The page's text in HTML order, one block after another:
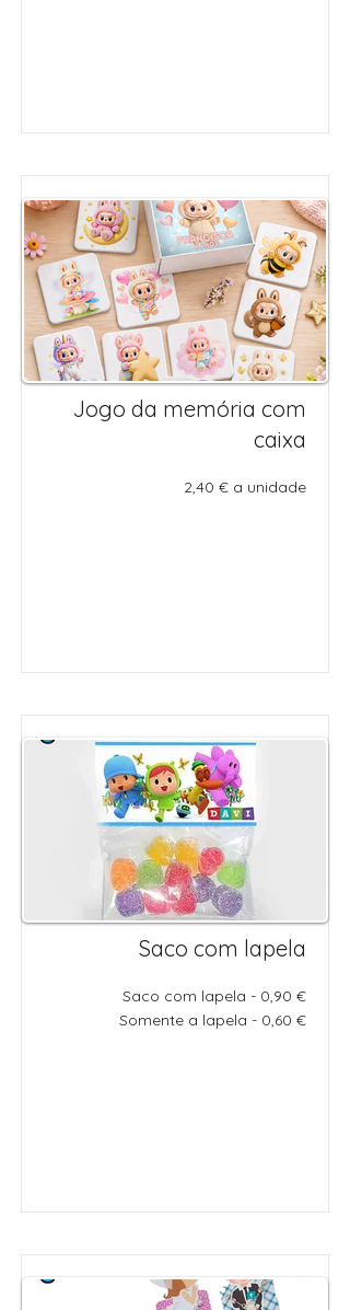
Jogo da memória com
caixa
2,40 € a unidade
Saco com lapela
Saco com lapela - 0,90 €
Somente a lapela - 0,60 €